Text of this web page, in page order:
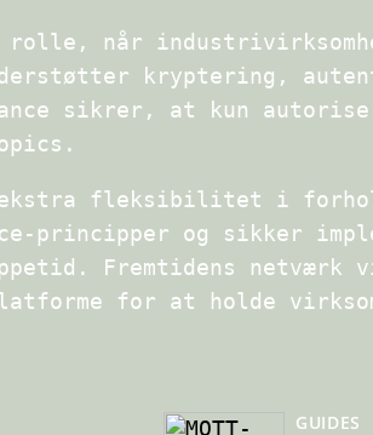
når
kryptering,
sikrer, at kun
ekstra fleksibilitet i
principper og sikker
Fremtidens
for at holde
GUIDES